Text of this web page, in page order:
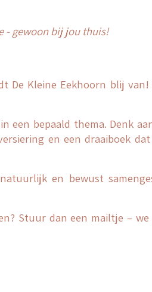
- gewoon bij jou thuis!
De Kleine Eekhoorn blij
een bepaald thema. Denk
en een draaiboek
en bewust
Stuur dan een mailtje –